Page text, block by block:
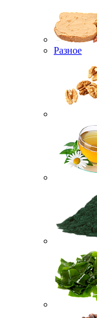
Разное